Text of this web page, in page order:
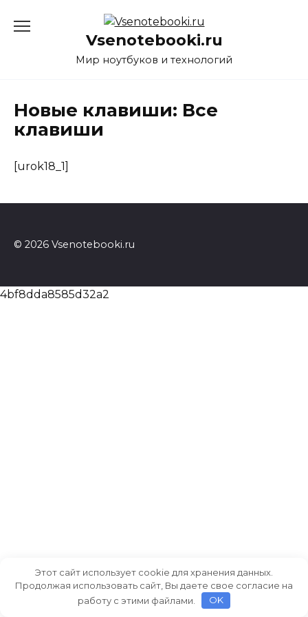
Vsenotebooki.ru
Мир ноутбуков и технологий
Новые клавиши: Все
клавиши
[urok18_1]
© 2026 Vsenotebooki.ru
4bf8dda8585d32a2
Этот сайт использует cookie для хранения данных.
Продолжая использовать сайт, Вы даете свое согласие на
работу с этими файлами.
OK